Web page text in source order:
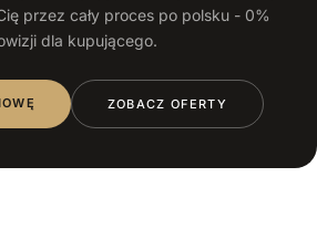
przez cały proces po polsku - 0%
dla kupującego.
ZOBACZ OFERTY